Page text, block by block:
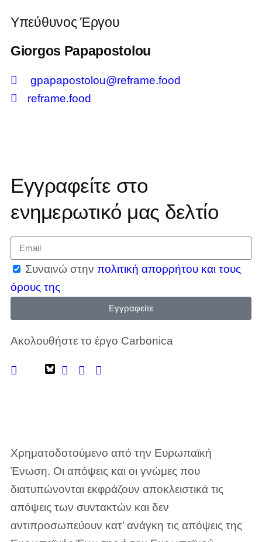
Υπεύθυνος Έργου
Giorgos Papapostolou
gpapapostolou@reframe.food
reframe.food
Εγγραφείτε στο
ενημερωτικό μας δελτίο
Συναινώ στην πολιτική απορρήτου και τους
όρους της
Εγγραφείτε
Ακολουθήστε το έργο Carbonica
Χρηματοδοτούμενο από την Ευρωπαϊκή
Ένωση. Οι απόψεις και οι γνώμες που
διατυπώνονται εκφράζουν αποκλειστικά τις
απόψεις των συντακτών και δεν
αντιπροσωπεύουν κατ’ ανάγκη τις απόψεις της